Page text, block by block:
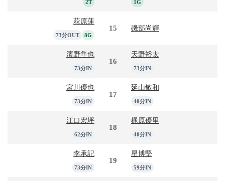
2T 1G
萩原蓮
73分OUT 8G
15 磯部尚輝
濱野隼也
73分IN
16
天野裕太
73分IN
宮川優也
73分IN
17
延山敏和
40分IN
江口宏坪
62分IN
18
梶原優里
40分IN
李承記
73分IN
19
星博堅
59分IN